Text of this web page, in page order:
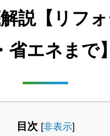
説【リフ
省エネまで
目次 [非表示]